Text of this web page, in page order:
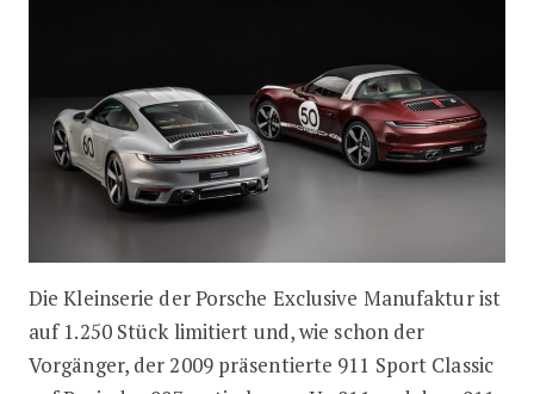
Die Kleinserie der Porsche Exclusive Manufaktur ist
auf 1.250 Stück limitiert und, wie schon der
Vorgänger, der 2009 präsentierte 911 Sport Classic